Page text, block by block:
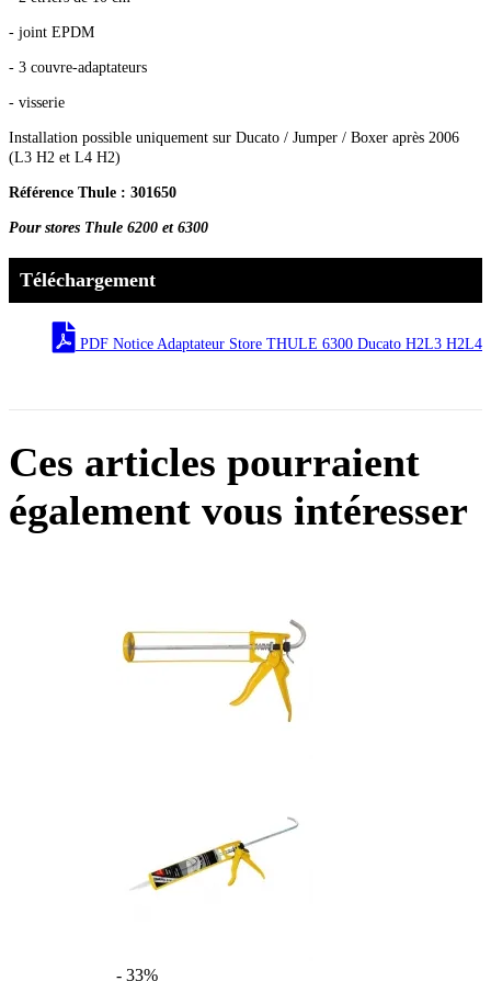
- joint EPDM
- 3 couvre-adaptateurs
- visserie
Installation possible uniquement sur Ducato / Jumper / Boxer après 2006
(L3 H2 et L4 H2)
Référence Thule : 301650
Pour stores Thule 6200 et 6300
Téléchargement
PDF Notice Adaptateur Store THULE 6300 Ducato H2L3 H2L4
Ces articles pourraient
également vous intéresser
- 33%